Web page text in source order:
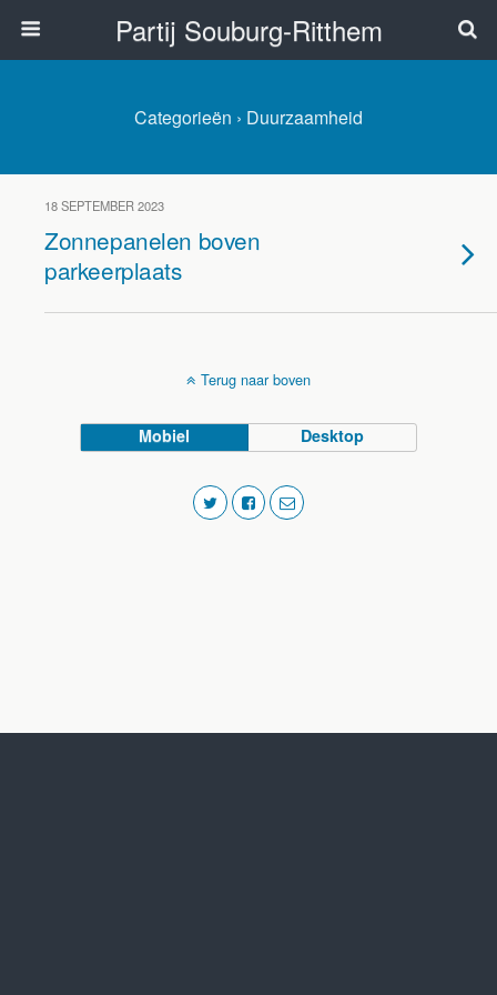
Partij Souburg-Ritthem
Categorieën › Duurzaamheid
18 SEPTEMBER 2023
Zonnepanelen boven
parkeerplaats
Terug naar boven
Mobiel Desktop